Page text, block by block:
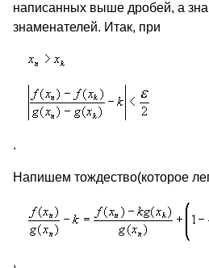
написанных выше дробей, а
знаменателей. Итак, при
.
Напишем тождество(которое
,